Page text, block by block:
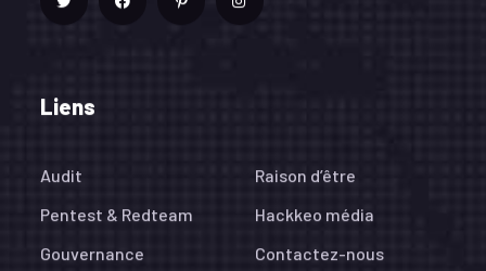
Liens
Audit
Raison d’être
Pentest & Redteam
Hackkeo média
Gouvernance
Contactez-nous